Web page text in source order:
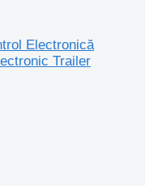
Electronică
Trailer